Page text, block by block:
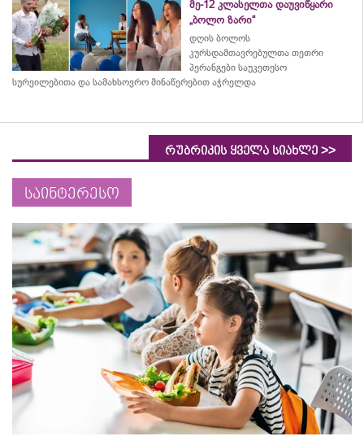
მე-12 კლასელთა დაუვიწყარი
„ბოლო ზარი“
დღის ბოლოს
კურსდამთავრებულთა თეთრი
პერანგები საუკეთესო
სურვილებითა და სამახსოვრო მინაწერებით აჭრელდა
რუბრიკის ყველა სიახლე >>
საინტერესო